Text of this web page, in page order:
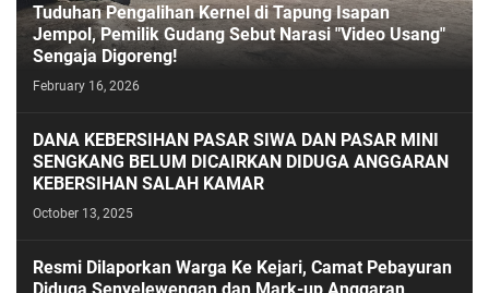
Tuduhan Pengalihan Kernel di Tapung Isapan
Jempol, Pemilik Gudang Sebut Narasi "Video Usang"
Sengaja Digoreng!
February 16, 2026
DANA KEBERSIHAN PASAR SIWA DAN PASAR MINI
SENGKANG BELUM DICAIRKAN DIDUGA ANGGARAN
KEBERSIHAN SALAH KAMAR
October 13, 2025
Resmi Dilaporkan Warga Ke Kejari, Camat Pebayuran
Diduga Senyelewengan dan Mark-up Anggaran